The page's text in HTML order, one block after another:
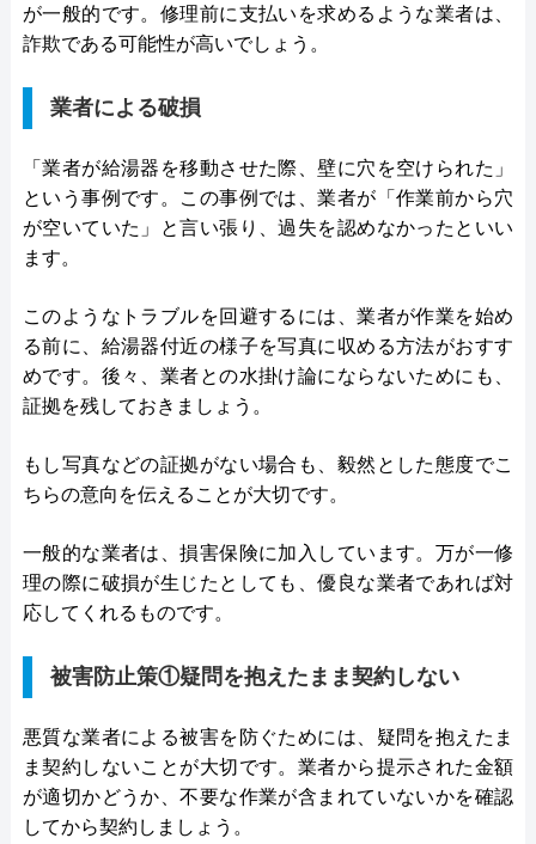
が一般的です。修理前に支払いを求めるような業者は、
詐欺である可能性が高いでしょう。
業者による破損
「業者が給湯器を移動させた際、壁に穴を空けられた」
という事例です。この事例では、業者が「作業前から穴
が空いていた」と言い張り、過失を認めなかったといい
ます。
このようなトラブルを回避するには、業者が作業を始め
る前に、給湯器付近の様子を写真に収める方法がおすす
めです。後々、業者との水掛け論にならないためにも、
証拠を残しておきましょう。
もし写真などの証拠がない場合も、毅然とした態度でこ
ちらの意向を伝えることが大切です。
一般的な業者は、損害保険に加入しています。万が一修
理の際に破損が生じたとしても、優良な業者であれば対
応してくれるものです。
被害防止策①疑問を抱えたまま契約しない
悪質な業者による被害を防ぐためには、疑問を抱えたま
ま契約しないことが大切です。業者から提示された金額
が適切かどうか、不要な作業が含まれていないかを確認
してから契約しましょう。